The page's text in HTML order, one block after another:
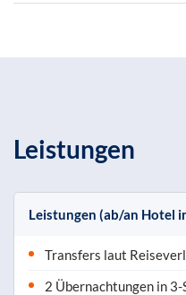
Leistungen
Leistungen (ab/an Hotel
Transfers laut
2 Übernachtungen in